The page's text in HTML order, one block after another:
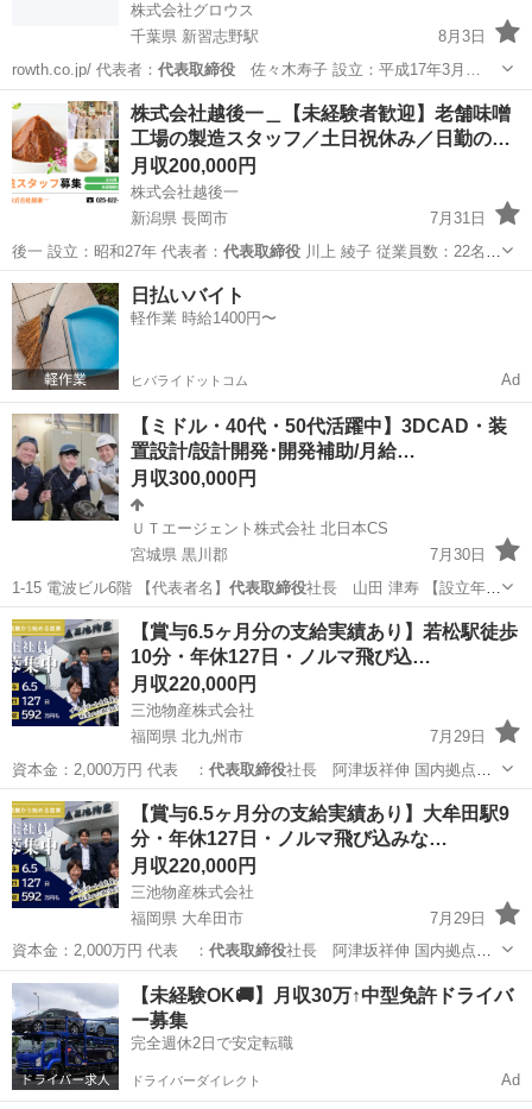
株式会社グロウス
千葉県 新習志野駅
8月3日
rowth.co.jp/ 代表者： 代表取締役佐々木寿子 設立：平成17年3月…
船橋市 新習志野駅 ドライバー フォークリフト
株式会社越後一＿【未経験者歓迎】老舗味噌
工場の製造スタッフ／土日祝休み／日勤の…
月収200,000円
株式会社越後一
新潟県 長岡市
7月31日
後一 設立：昭和27年 代表者： 代表取締役川上 綾子 従業員数：22名
…新潟 長岡市 食品
日払いバイト
軽作業 時給1400円〜
ヒバライドットコム Ad
【ミドル・40代・50代活躍中】3DCAD・装
置設計/設計開発･開発補助/月給…
月収300,000円
ＵＴエージェント株式会社 北日本CS
宮城県 黒川郡
7月30日
1-15 電波ビル6階 【代表者名】 代表取締役社長 山田 津寿 【設立年
月】199…
宮城 黒川郡 その他 業務
【賞与6.5ヶ月分の支給実績あり】若松駅徒歩
10分・年休127日・ノルマ飛び込…
月収220,000円
三池物産株式会社
福岡県 北九州市
7月29日
資本金：2,000万円 代表 ： 代表取締役社長 阿津坂祥伸 国内拠点：5
拠点…
福岡 北九州市 未経験
【賞与6.5ヶ月分の支給実績あり】大牟田駅9
分・年休127日・ノルマ飛び込みな…
月収220,000円
三池物産株式会社
福岡県 大牟田市
7月29日
資本金：2,000万円 代表 ： 代表取締役社長 阿津坂祥伸 国内拠点：5
拠点…
福岡 大牟田市 営業
【未経験OK🚚】月収30万↑中型免許ドライバ
ー募集
完全週休2日で安定転職
ドライバーダイレクト Ad